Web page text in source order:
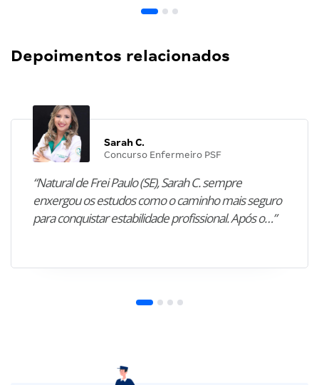
Depoimentos relacionados
Sarah C.
Concurso Enfermeiro PSF
“Natural de Frei Paulo (SE), Sarah C. sempre
enxergou os estudos como o caminho mais seguro
para conquistar estabilidade profissional. Após o…”